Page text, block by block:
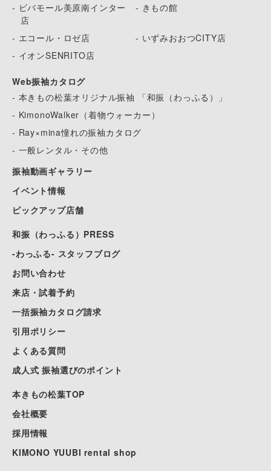
- ビバモール美原南インター
店
- きもの館
- エコール・ロゼ店
- いずみおおつCITY店
- イオンSENRITO店
Web振袖カタログ
- 本きもの松葉オリジナル振袖 「和振（わっふる）」
- KimonoWalker（着物ウォーカー）
- Ray×mina憧れの振袖カタログ
- 一般レンタル・その他
振袖動画ギャラリー
イベント情報
ピックアップ店舗
和振（わっふる）PRESS
-わっふる- スタッフブログ
お問い合わせ
来店・試着予約
一括振袖カタログ請求
引用ポリシー
よくある質問
成人式 振袖選びのポイント
本きもの松葉TOP
会社概要
採用情報
KIMONO YUUBI rental shop